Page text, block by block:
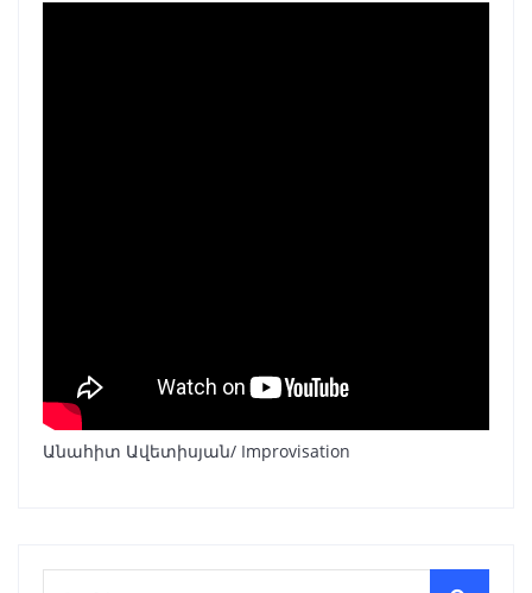
Անահիտ Ավետիսյան/ Improvisation